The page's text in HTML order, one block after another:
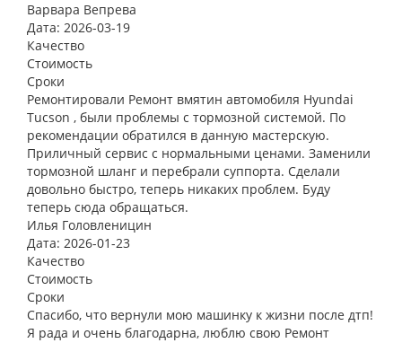
Варвара Вепрева
Дата: 2026-03-19
Качество
Стоимость
Сроки
Ремонтировали Ремонт вмятин автомобиля Hyundai
Tucson , были проблемы с тормозной системой. По
рекомендации обратился в данную мастерскую.
Приличный сервис с нормальными ценами. Заменили
тормозной шланг и перебрали суппорта. Сделали
довольно быстро, теперь никаких проблем. Буду
теперь сюда обращаться.
Илья Головленицин
Дата: 2026-01-23
Качество
Стоимость
Сроки
Спасибо, что вернули мою машинку к жизни после дтп!
Я рада и очень благодарна, люблю свою Ремонт